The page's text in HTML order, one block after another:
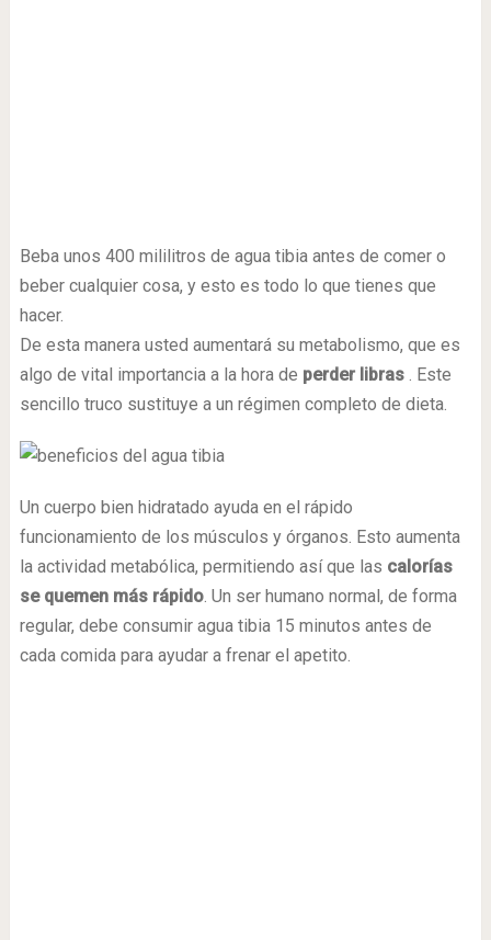
Beba unos 400 mililitros de agua tibia antes de comer o
beber cualquier cosa, y esto es todo lo que tienes que
hacer.
De esta manera usted aumentará su metabolismo, que es
algo de vital importancia a la hora de perder libras. Este
sencillo truco sustituye a un régimen completo de dieta.
Un cuerpo bien hidratado ayuda en el rápido
funcionamiento de los músculos y órganos. Esto aumenta
la actividad metabólica, permitiendo así que las calorías
se quemen más rápido. Un ser humano normal, de forma
regular, debe consumir agua tibia 15 minutos antes de
cada comida para ayudar a frenar el apetito.